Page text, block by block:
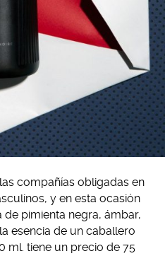
compañías obligadas en
y en esta ocasión
pimienta negra, ámbar,
esencia de un caballero
ml. tiene un precio de 75